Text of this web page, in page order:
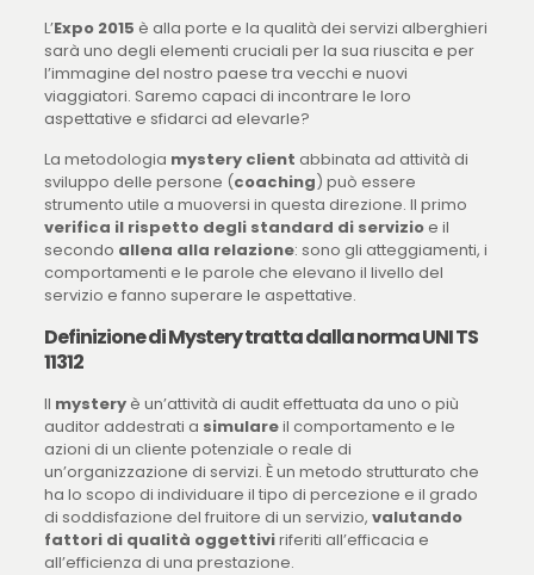
L’Expo 2015 è alla porte e la qualità dei servizi alberghieri
sarà uno degli elementi cruciali per la sua riuscita e per
l’immagine del nostro paese tra vecchi e nuovi
viaggiatori. Saremo capaci di incontrare le loro
aspettative e sfidarci ad elevarle?
La metodologia mystery client abbinata ad attività di
sviluppo delle persone (coaching) può essere
strumento utile a muoversi in questa direzione. Il primo
verifica il rispetto degli standard di servizio e il
secondo allena alla relazione: sono gli atteggiamenti, i
comportamenti e le parole che elevano il livello del
servizio e fanno superare le aspettative.
Definizione di Mystery tratta dalla norma UNI TS
11312
Il mystery è un’attività di audit effettuata da uno o più
auditor addestrati a simulareil comportamento e le
azioni di un cliente potenziale o reale di
un’organizzazione di servizi. È un metodo strutturato che
ha lo scopo di individuare il tipo di percezione e il grado
di soddisfazione del fruitore di un servizio, valutando
fattori di qualità oggettiviriferiti all’efficacia e
all’efficienza di una prestazione.